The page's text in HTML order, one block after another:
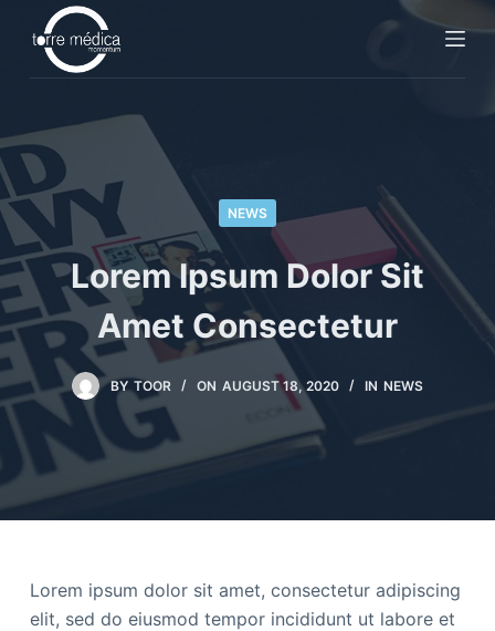
t
o
c
o
n
e
n
NEWS
Lorem Ipsum Dolor Sit
Amet Consectetur
BY TOOR ON AUGUST 18, 2020 IN NEWS
Lorem ipsum dolor sit amet, consectetur adipiscing
elit, sed do eiusmod tempor incididunt ut labore et